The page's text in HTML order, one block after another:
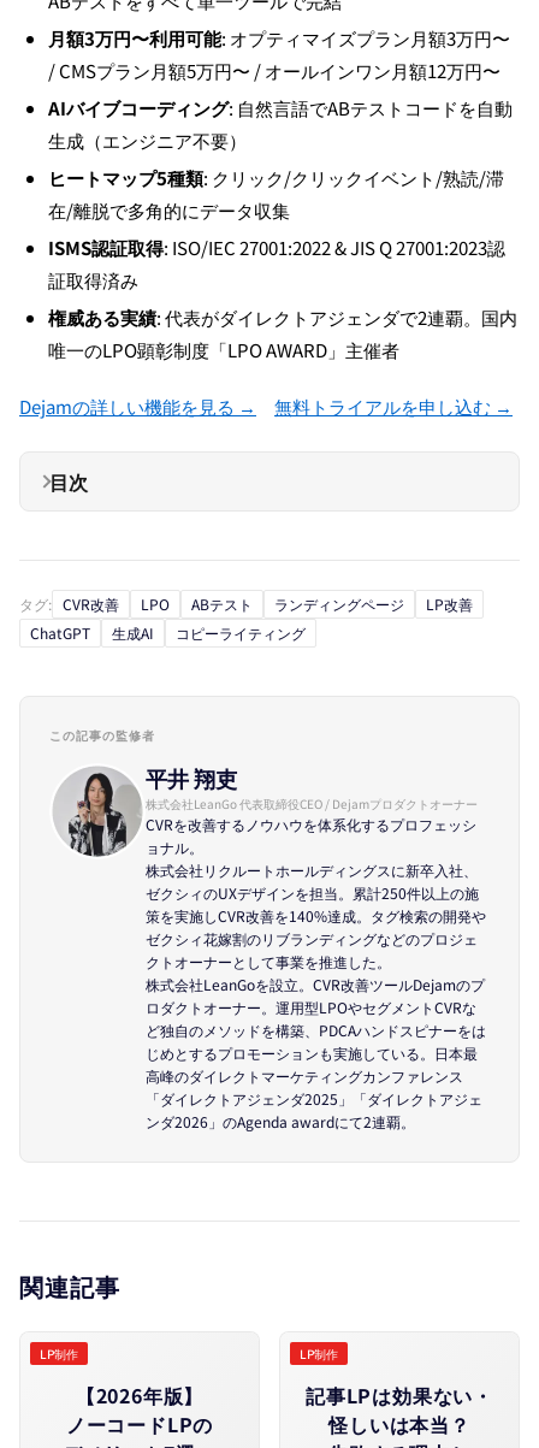
月額3万円〜利用可能: オプティマイズプラン月額3万円〜
/ CMSプラン月額5万円〜 / オールインワン月額12万円〜
AIバイブコーディング: 自然言語でABテストコードを自動
生成（エンジニア不要）
ヒートマップ5種類: クリック/クリックイベント/熟読/滞
在/離脱で多角的にデータ収集
ISMS認証取得: ISO/IEC 27001:2022 & JIS Q 27001:2023認
証取得済み
権威ある実績: 代表がダイレクトアジェンダで2連覇。国内
唯一のLPO顕彰制度「LPO AWARD」主催者
Dejamの詳しい機能を見る → 無料トライアルを申し込む →
目次
タグ: CVR改善 LPO ABテスト ランディングページ
LP改善
ChatGPT
生成AI コピーライティング
この記事の監修者
平井 翔吏
株式会社LeanGo 代表取締役CEO / Dejamプロダクトオーナー
CVRを改善するノウハウを体系化するプロフェッシ
ョナル。
株式会社リクルートホールディングスに新卒入社、
ゼクシィのUXデザインを担当。累計250件以上の施
策を実施しCVR改善を140%達成。タグ検索の開発や
ゼクシィ花嫁割のリブランディングなどのプロジェ
クトオーナーとして事業を推進した。
株式会社LeanGoを設立。CVR改善ツールDejamのプ
ロダクトオーナー。運用型LPOやセグメントCVRな
ど独自のメソッドを構築、PDCAハンドスピナーをは
じめとするプロモーションも実施している。日本最
高峰のダイレクトマーケティングカンファレンス
「ダイレクトアジェンダ2025」「ダイレクトアジェ
ンダ2026」のAgenda awardにて2連覇。
関連記事
【2026年版】
ノーコードLPの​
LP制作
記事LPは​効果ない​・
怪しいは​本当？​
LP制作